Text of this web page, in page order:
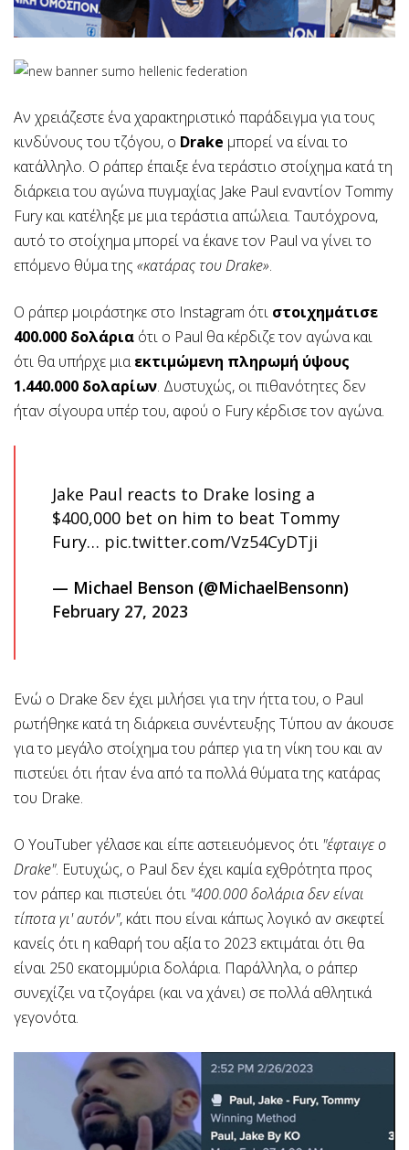
Αν χρειάζεστε ένα χαρακτηριστικό παράδειγμα για τους
κινδύνους του τζόγου, ο Drake μπορεί να είναι το
κατάλληλο. Ο ράπερ έπαιξε ένα τεράστιο στοίχημα κατά τη
διάρκεια του αγώνα πυγμαχίας Jake Paul εναντίον Tommy
Fury και κατέληξε με μια τεράστια απώλεια. Ταυτόχρονα,
αυτό το στοίχημα μπορεί να έκανε τον Paul να γίνει το
επόμενο θύμα της «κατάρας του Drake».
Ο ράπερ μοιράστηκε στο Instagram ότι στοιχημάτισε
400.000 δολάρια ότι ο Paul θα κέρδιζε τον αγώνα και
ότι θα υπήρχε μιαεκτιμώμενη πληρωμή ύψους
1.440.000 δολαρίων. Δυστυχώς, οι πιθανότητες δεν
ήταν σίγουρα υπέρ του, αφού ο Fury κέρδισε τον αγώνα.
Jake Paul reacts to Drake losing a
$400,000 bet on him to beat Tommy
Fury… pic.twitter.com/Vz54CyDTji
— Michael Benson (@MichaelBensonn)
February 27, 2023
Ενώ ο Drake δεν έχει μιλήσει για την ήττα του, ο Paul
ρωτήθηκε κατά τη διάρκεια συνέντευξης Τύπου αν άκουσε
για το μεγάλο στοίχημα του ράπερ για τη νίκη του και αν
πιστεύει ότι ήταν ένα από τα πολλά θύματα της κατάρας
του Drake.
Ο YouTuber γέλασε και είπε αστειευόμενος ότι "έφταιγε ο
Drake". Ευτυχώς, ο Paul δεν έχει καμία εχθρότητα προς
τον ράπερ και πιστεύει ότι "400.000 δολάρια δεν είναι
τίποτα γι' αυτόν", κάτι που είναι κάπως λογικό αν σκεφτεί
κανείς ότι η καθαρή του αξία το 2023 εκτιμάται ότι θα
είναι 250 εκατομμύρια δολάρια. Παράλληλα, ο ράπερ
συνεχίζει να τζογάρει (και να χάνει) σε πολλά αθλητικά
γεγονότα.